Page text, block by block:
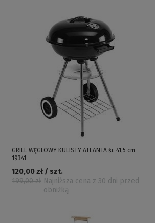
GRILL WĘGLOWY KULISTY ATLANTA śr. 41,5 cm -
19341
199,00 zł Najniższa cena z 30 dni przed
obniżką
120,00 zł / szt.